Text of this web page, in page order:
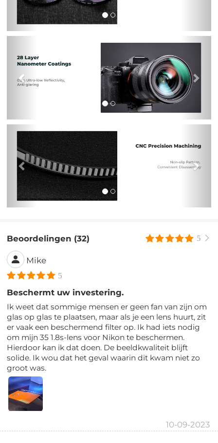
Next
Previous
Beoordelingen (32) 5
Mike
5
Beschermt uw investering.
Ik weet dat sommige mensen er geen fan van zijn om
glas op glas te plaatsen, maar als je een lens huurt, zit
er vaak een beschermend filter op. Ik had iets nodig
om mijn 35 1.8s-lens voor Nikon te beschermen.
Hierdoor kan ik dat doen. De beeldkwaliteit blijft
solide. Ik wou dat het geval waarin dit kwam niet zo
groot was.
10-09-2023